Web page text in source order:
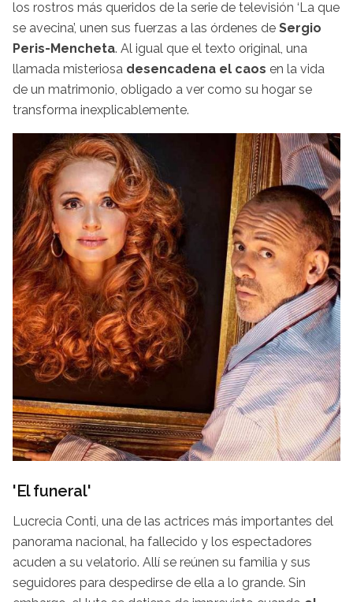
los rostros más queridos de la serie de televisión ‘La que
se avecina’, unen sus fuerzas a las órdenes de Sergio
Peris-Mencheta. Al igual que el texto original, una
llamada misteriosa desencadena el caos en la vida
de un matrimonio, obligado a ver como su hogar se
transforma inexplicablemente.
'El funeral'
Lucrecia Conti, una de las actrices más importantes del
panorama nacional, ha fallecido y los espectadores
acuden a su velatorio. Allí se reúnen su familia y sus
seguidores para despedirse de ella a lo grande. Sin